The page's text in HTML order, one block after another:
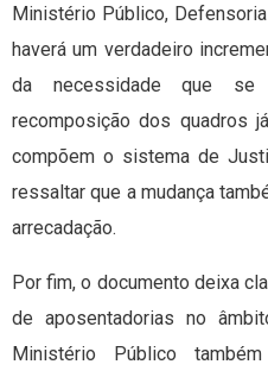
Ministério Público,
haverá um verdadeiro
da necessidade que
recomposição dos quadros
compõem o sistema de
ressaltar que a mudança
arrecadação.
Por fim, o documento deixa
de aposentadorias no
Ministério Público